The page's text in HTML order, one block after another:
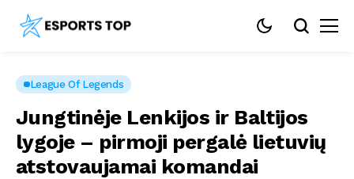
League Of Legends
Jungtinėje Lenkijos ir Baltijos
lygoje – pirmoji pergalė lietuvių
atstovaujamai komandai